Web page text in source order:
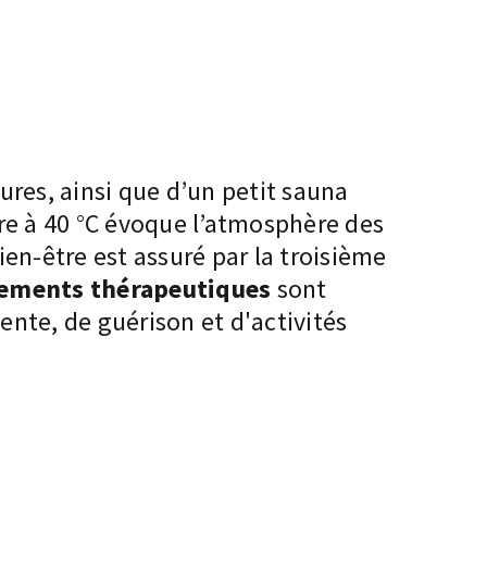
ainsi que d’un petit sauna
40 °C évoque l’atmosphère des
être est assuré par la troisième
thérapeutiques sont
de guérison et d'activités